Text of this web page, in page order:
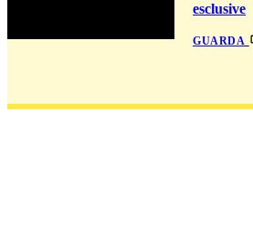
esclusive
guarda